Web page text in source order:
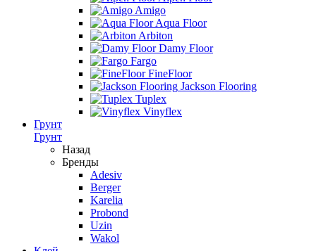
Amigo
Aqua Floor
Arbiton
Damy Floor
Fargo
FineFloor
Jackson Flooring
Tuplex
Vinyflex
Грунт
Грунт
Назад
Бренды
Adesiv
Berger
Karelia
Probond
Uzin
Wakol